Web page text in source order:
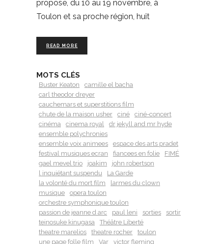
propose, du 10 au 19 novembre, à
Toulon et sa proche région, huit
READ MORE
MOTS CLÉS
Buster Keaton
camille el bacha
carl theodor dreyer
cauchemars et superstitions film
chute de la maison usher
ciné
ciné-concert
cinéma
cinema royal
dr jekyll and mr hyde
ensemble polychronies
ensemble voix animees
espace des arts pradet
festival musiques ecran
fiancees en folie
FIMÉ
gael mevel trio
joakim
john robertson
l inquiétant suspendu
La Garde
la volonté du mort film
larmes du clown
musique
opera toulon
orchestre symphonique toulon
passion de jeanne d arc
paul leni sorties
sortir
teinosuke kinugasa
Théâtre Liberté
theatre marelios
theatre rocher
toulon
une page folle film
Var victor fleming